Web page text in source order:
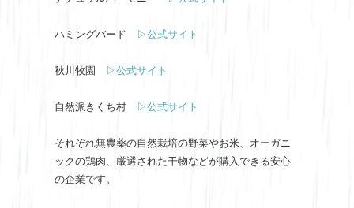
ハミングバード ▷公式サイト
秋川牧園 ▷公式サイト
自然派きくち村 ▷公式サイト
それぞれ無農薬の自然栽培の野菜やお米、オーガニ
ックの鶏肉、厳選された干物などが購入できる安心
の企業です。